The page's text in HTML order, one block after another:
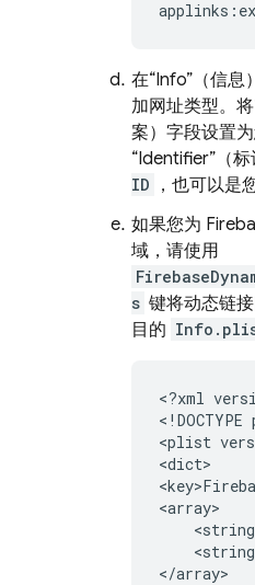
在“Info”（信息
加网址类型。
案）字段设置
“Identifier”（
ID
，也可以是
如果您为
域，请使用
s 键将动态链
目的
<?xml
<!DOCTYPE
<plist
<dict>
</array>